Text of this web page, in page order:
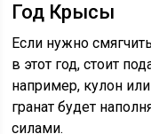
Год Крысы
Если нужно
в этот год, стоит
например, кулон
гранат будет
силами.